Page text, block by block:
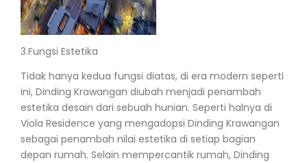
3.Fungsi Estetika
Tidak hanya kedua fungsi diatas, di era modern seperti
ini, Dinding Krawangan diubah menjadi penambah
estetika desain dari sebuah hunian. Seperti halnya di
Viola Residence yang mengadopsi Dinding Krawangan
sebagai penambah nilai estetika di setiap bagian
depan rumah. Selain mempercantik rumah, Dinding